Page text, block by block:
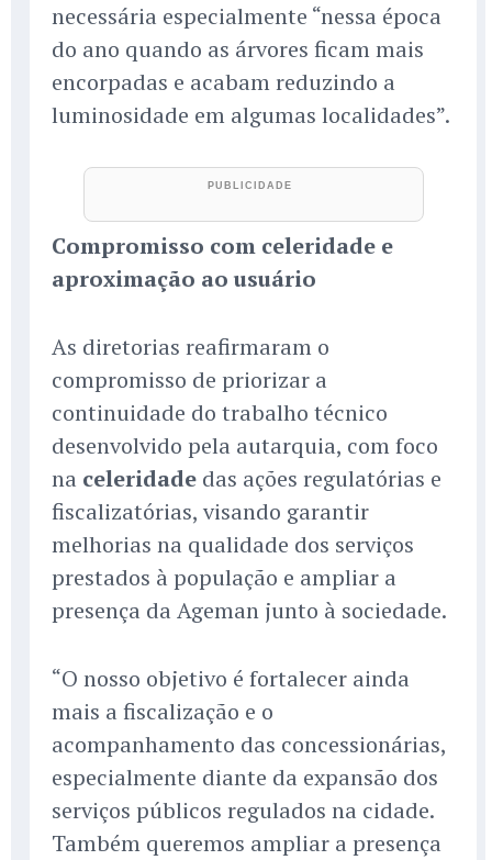
necessária especialmente “nessa época
do ano quando as árvores ficam mais
encorpadas e acabam reduzindo a
luminosidade em algumas localidades”.
Compromisso com celeridade e
aproximação ao usuário
As diretorias reafirmaram o
compromisso de priorizar a
continuidade do trabalho técnico
desenvolvido pela autarquia, com foco
na celeridade das ações regulatórias e
fiscalizatórias, visando garantir
melhorias na qualidade dos serviços
prestados à população e ampliar a
presença da Ageman junto à sociedade.
“O nosso objetivo é fortalecer ainda
mais a fiscalização e o
acompanhamento das concessionárias,
especialmente diante da expansão dos
serviços públicos regulados na cidade.
Também queremos ampliar a presença